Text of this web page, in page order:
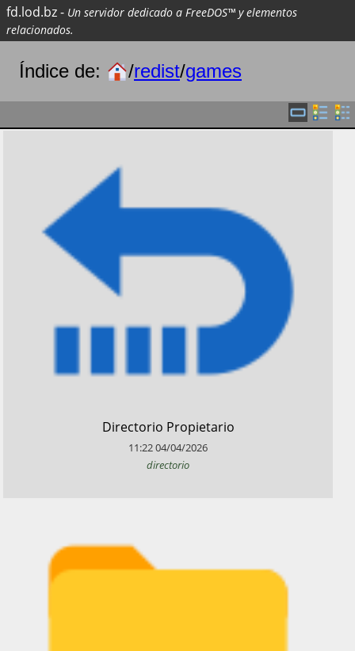
fd.lod.bz- Un servidor dedicado a FreeDOS™ y elementos
relacionados.
Índice de: /redist/games
​Directorio Propietario
11:2204/04/2026
directorio